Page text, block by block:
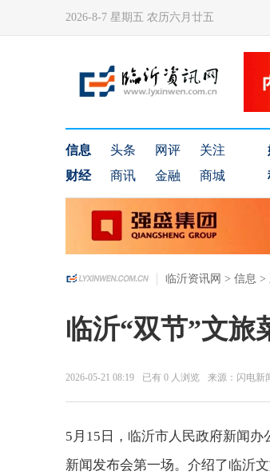
2026-8-7 星期五 农历六月廿五
信息 头条 网评
关注
财经
商讯 金融 商城
临沂资讯网 > 信息 >
临沂“双节”文旅
2026-05-21 08:19 已有 0 人浏览 来源：闪电新
5月15日，临沂市人民政府新闻
新闻发布会第一场。介绍了临沂